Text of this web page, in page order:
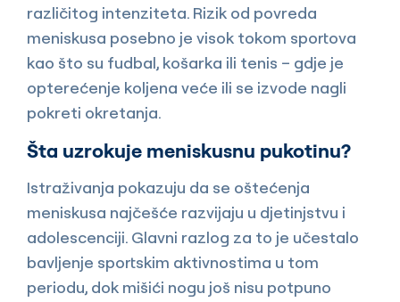
različitog intenziteta. Rizik od povreda
meniskusa posebno je visok tokom sportova
kao što su fudbal, košarka ili tenis – gdje je
opterećenje koljena veće ili se izvode nagli
pokreti okretanja.
Šta uzrokuje meniskusnu pukotinu?
Istraživanja pokazuju da se oštećenja
meniskusa najčešće razvijaju u djetinjstvu i
adolescenciji. Glavni razlog za to je učestalo
bavljenje sportskim aktivnostima u tom
periodu, dok mišići nogu još nisu potpuno